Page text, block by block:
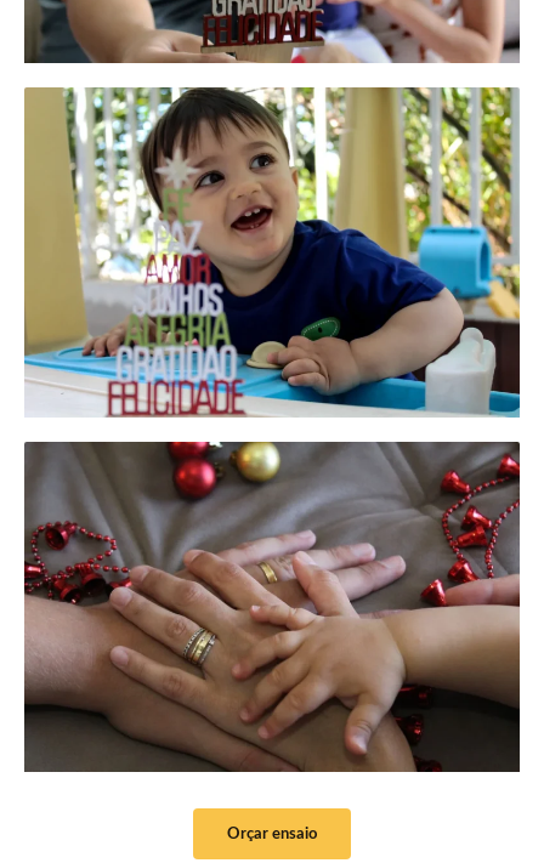
Orçar ensaio